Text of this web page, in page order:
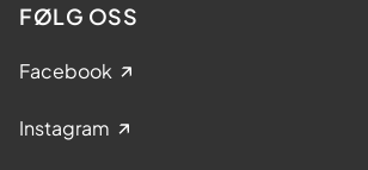
FØLG OSS
Facebook
Instagram